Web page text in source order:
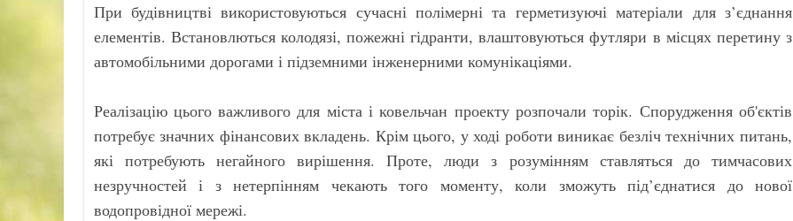
При будівництві використовуються сучасні полімерні та герметизуючі матеріали для з’єднання
елементів. Встановлються колодязі, пожежні гідранти, влаштовуються футляри в місцях перетину з
автомобільними дорогами і підземними інженерними комунікаціями.
Реалізацію цього важливого для міста і ковельчан проекту розпочали торік. Спорудження об'єктів
потребує значних фінансових вкладень. Крім цього, у ході роботи виникає безліч технічних питань,
які потребують негайного вирішення. Проте, люди з розумінням ставляться до тимчасових
незручностей і з нетерпінням чекають того моменту, коли зможуть під’єднатися до нової
водопровідної мережі.